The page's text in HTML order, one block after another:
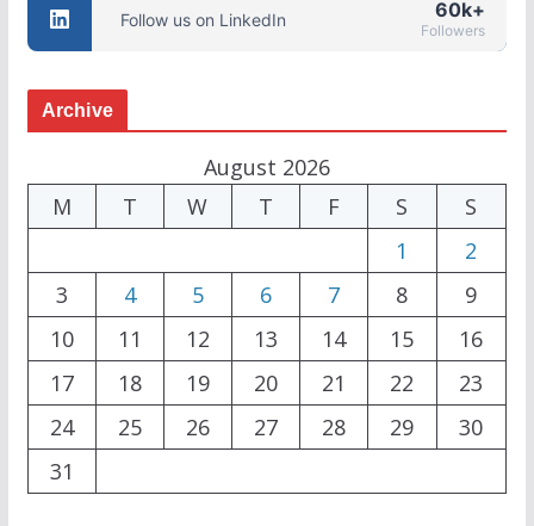
Follow us on LinkedIn 60k+
Followers
Archive
August 2026
M
T W T F S
S
1
2
3
4 5 6 7 8
9
10
11 12 13 14 15
16
17
18 19 20 21 22
23
24
25 26 27 28 29
30
31